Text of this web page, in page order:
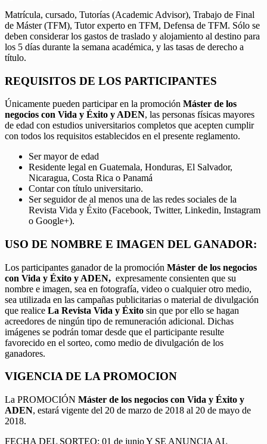
Matrícula, cursado, Tutorías (Academic Advisor), Trabajo de Final
de Máster (TFM), Tutor experto en TFM, Defensa de TFM. Sólo se
deben considerar los gastos de traslado y alojamiento al destino para
los 5 días durante la semana académica, y las tasas de derecho a
título.
REQUISITOS DE LOS PARTICIPANTES
Únicamente pueden participar en la promoción Máster de los
negocios con Vida y Éxito y ADEN, las personas físicas mayores
de edad con estudios universitarios completos que acepten cumplir
con todos los requisitos establecidos en el presente reglamento.
Ser mayor de edad
Residente legal en Guatemala, Honduras, El Salvador,
Nicaragua, Costa Rica o Panamá
Contar con título universitario.
Ser seguidor de al menos una de las redes sociales de la
Revista Vida y Éxito (Facebook, Twitter, Linkedin, Instagram
o Google+).
USO DE NOMBRE E IMAGEN DEL GANADOR:
Los participantes ganador de la promoción Máster de los negocios
con Vida y Éxito y ADEN, expresamente consienten que su
nombre e imagen, sea en fotografía, video o cualquier otro medio,
sea utilizada en las campañas publicitarias o material de divulgación
que realice La Revista Vida y Éxito sin que por ello se hagan
acreedores de ningún tipo de remuneración adicional. Dichas
imágenes se podrán tomar desde que el participante resulte
favorecido en el sorteo, como medio de divulgación de los
ganadores.
VIGENCIA DE LA PROMOCION
La PROMOCIÓN Máster de los negocios con Vida y Éxito y
ADEN, estará vigente del 20 de marzo de 2018 al 20 de mayo de
2018.
FECHA DEL SORTEO: 01 de junio Y SE ANUNCIA AL